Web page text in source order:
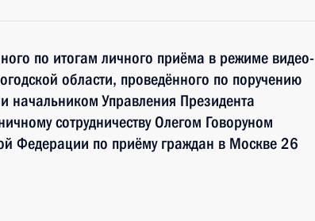
по итогам личного приёма в режиме видео-
области, проведённого по поручению
начальником Управления Президента
сотрудничеству Олегом Говоруном
Федерации по приёму граждан в Москве 26